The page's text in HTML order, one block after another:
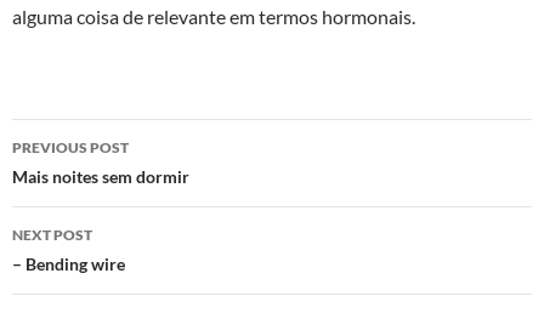
alguma coisa de relevante em termos hormonais.
Post
navigation
PREVIOUS POST
Mais noites sem dormir
NEXT POST
– Bending wire